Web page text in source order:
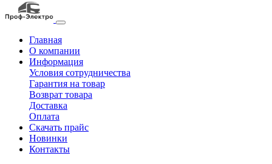
Главная
О компании
Информация
Условия сотрудничества
Гарантия на товар
Возврат товара
Доставка
Оплата
Скачать прайс
Новинки
Контакты